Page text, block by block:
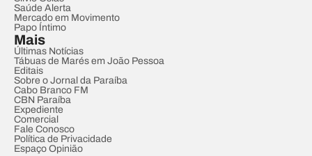
Saúde Alerta
Mercado em Movimento
Papo Íntimo
Mais
Últimas Notícias
Tábuas de Marés em João Pessoa
Editais
Sobre o Jornal da Paraíba
Cabo Branco FM
CBN Paraíba
Expediente
Comercial
Fale Conosco
Política de Privacidade
Espaço Opinião